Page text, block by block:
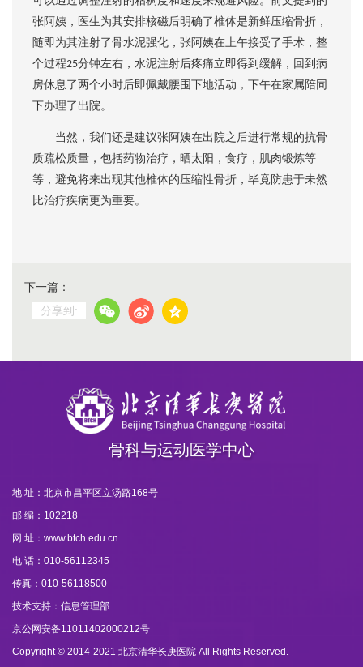
张阿姨，医生为其安排核磁后明确了椎体是新鲜压缩骨折，
随即为其注射了骨水泥强化，张阿姨在上午接受了手术，整
个过程25分钟左右，水泥注射后疼痛立即得到缓解，回到病
房休息了两个小时后即佩戴腰围下地活动，下午在家属陪同
下办理了出院。
当然，我们还是建议张阿姨在出院之后进行常规的抗骨
质疏松质量，包括药物治疗，晒太阳，食疗，肌肉锻炼等
等，避免将来出现其他椎体的压缩性骨折，毕竟防患于未然
比治疗疾病更为重要。
下一篇：
分享到:
骨科与运动医学中心
地 址：北京市昌平区立汤路168号
邮 编：102218
网 址：www.btch.edu.cn
电 话：010-56112345
传真：010-56118500
技术支持：信息管理部
京公网安备11011402000212号
Copyright © 2014-2021 北京清华长庚医院 All Rights Reserved.